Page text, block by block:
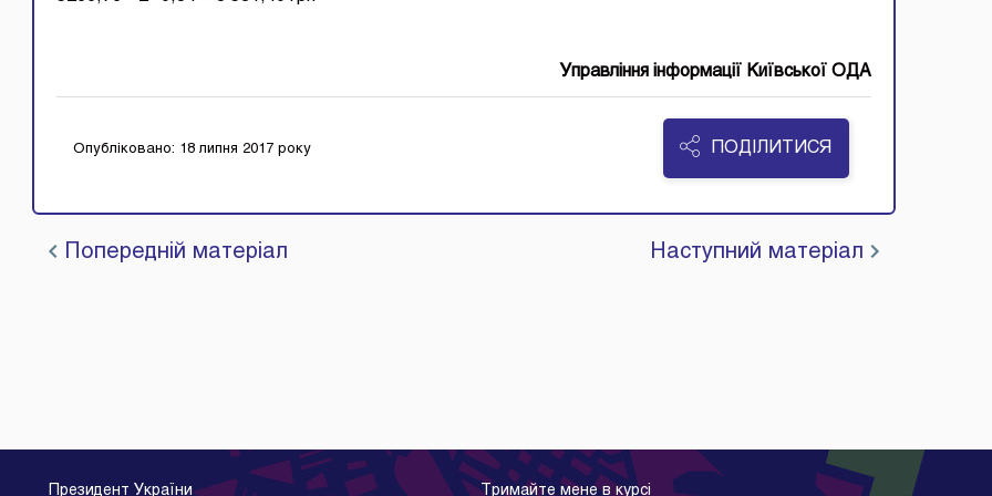
Управління інформації Київської ОДА
Опубліковано: 18 липня 2017 року ПОДІЛИТИСЯ
Попередній матеріал Наступний матеріал
Президент України Тримайте мене в курсі